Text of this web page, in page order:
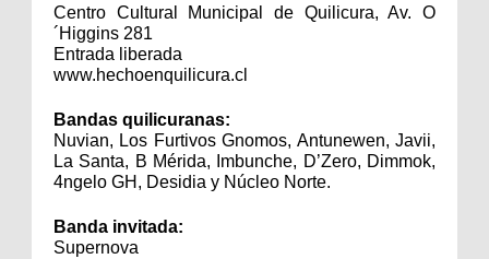
Centro Cultural Municipal de Quilicura, Av. O
´Higgins 281
Entrada liberada
www.hechoenquilicura.cl
Bandas quilicuranas:
Nuvian, Los Furtivos Gnomos, Antunewen, Javii,
La Santa, B Mérida, Imbunche, D’Zero, Dimmok,
4ngelo GH, Desidia y Núcleo Norte.
Banda invitada:
Supernova